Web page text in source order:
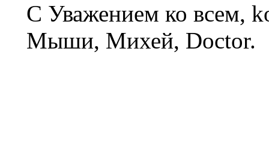
С Уважением ко всем,
Мыши, Михей, Doctor.